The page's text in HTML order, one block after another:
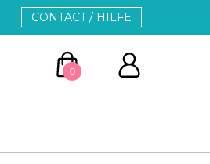
CONTACT / HILFE
0